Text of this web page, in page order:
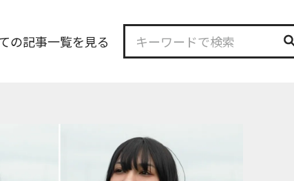
の記事一覧を見る